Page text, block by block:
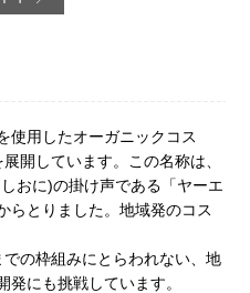
使用したオーガニックコス
開しています。この名称は、
おに)の掛け声である「ヤーエ
らとりました。地域発のコス
の枠組みにとらわれない、地
にも挑戦しています。